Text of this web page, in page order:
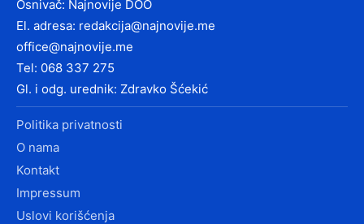
Osnivač: Najnovije DOO
El. adresa: redakcija@najnovije.me
office@najnovije.me
Tel: 068 337 275
Gl. i odg. urednik: Zdravko Šćekić
Politika privatnosti
O nama
Kontakt
Impressum
Uslovi korišćenja